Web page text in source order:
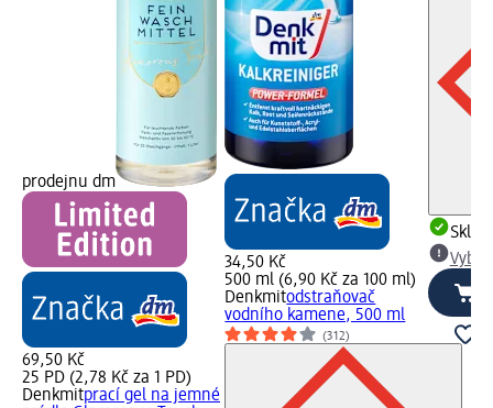
prodejnu dm
69,50 Kč
25 PD (2,78 Kč za 1 PD)
Denkmitprací gel na jemné
34,50 Kč
500 ml (6,90 Kč za 100 ml)
Denkmitodstraňovač
vodního kamene, 500 ml
(312)